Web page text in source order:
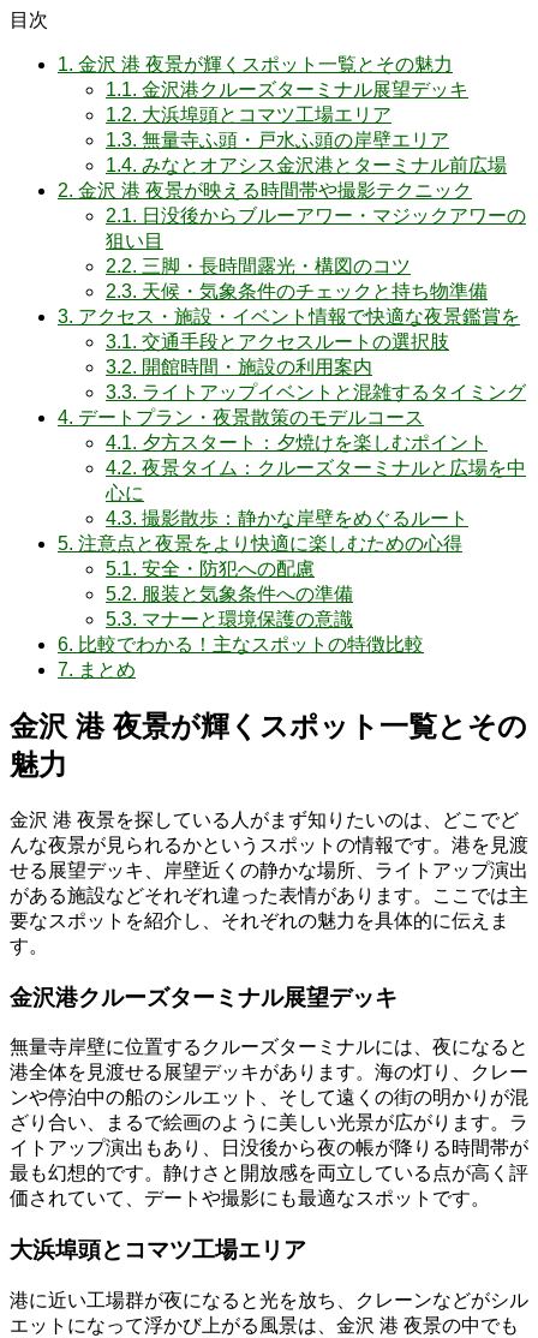
目次
1. 金沢 港 夜景が輝くスポット一覧とその魅力
1.1. 金沢港クルーズターミナル展望デッキ
1.2. 大浜埠頭とコマツ工場エリア
1.3. 無量寺ふ頭・戸水ふ頭の岸壁エリア
1.4. みなとオアシス金沢港とターミナル前広場
2. 金沢 港 夜景が映える時間帯や撮影テクニック
2.1. 日没後からブルーアワー・マジックアワーの
狙い目
2.2. 三脚・長時間露光・構図のコツ
2.3. 天候・気象条件のチェックと持ち物準備
3. アクセス・施設・イベント情報で快適な夜景鑑賞を
3.1. 交通手段とアクセスルートの選択肢
3.2. 開館時間・施設の利用案内
3.3. ライトアップイベントと混雑するタイミング
4. デートプラン・夜景散策のモデルコース
4.1. 夕方スタート：夕焼けを楽しむポイント
4.2. 夜景タイム：クルーズターミナルと広場を中
心に
4.3. 撮影散歩：静かな岸壁をめぐるルート
5. 注意点と夜景をより快適に楽しむための心得
5.1. 安全・防犯への配慮
5.2. 服装と気象条件への準備
5.3. マナーと環境保護の意識
6. 比較でわかる！主なスポットの特徴比較
7. まとめ
金沢 港 夜景が輝くスポット一覧とその
魅力
金沢 港 夜景を探している人がまず知りたいのは、どこでど
んな夜景が見られるかというスポットの情報です。港を見渡
せる展望デッキ、岸壁近くの静かな場所、ライトアップ演出
がある施設などそれぞれ違った表情があります。ここでは主
要なスポットを紹介し、それぞれの魅力を具体的に伝えま
す。
金沢港クルーズターミナル展望デッキ
無量寺岸壁に位置するクルーズターミナルには、夜になると
港全体を見渡せる展望デッキがあります。海の灯り、クレー
ンや停泊中の船のシルエット、そして遠くの街の明かりが混
ざり合い、まるで絵画のように美しい光景が広がります。ラ
イトアップ演出もあり、日没後から夜の帳が降りる時間帯が
最も幻想的です。静けさと開放感を両立している点が高く評
価されていて、デートや撮影にも最適なスポットです。
大浜埠頭とコマツ工場エリア
港に近い工場群が夜になると光を放ち、クレーンなどがシル
エットになって浮かび上がる風景は、金沢 港 夜景の中でも